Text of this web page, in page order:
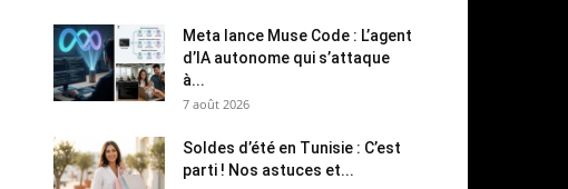
Meta lance Muse Code : L’agent
d’IA autonome qui s’attaque
à...
7 août 2026
Soldes d’été en Tunisie : C’est
parti ! Nos astuces et...